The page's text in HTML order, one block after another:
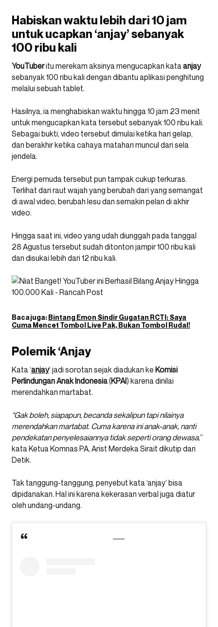
Habiskan waktu lebih dari 10 jam
untuk ucapkan ‘anjay’ sebanyak
100 ribu kali
YouTuberitu merekam aksinya mengucapkan kataanjay
sebanyak 100 ribu kali dengan dibantu aplikasi penghitung
melalui sebuah tablet.
Hasilnya, ia menghabiskan waktu hingga 10 jam 23 menit
untuk mengucapkan kata tersebut sebanyak 100 ribu kali.
Sebagai bukti, video tersebut dimulai ketika hari gelap,
dan berakhir ketika cahaya matahari muncul dari sela
jendela.
Energi pemuda tersebut pun tampak cukup terkuras.
Terlihat dari raut wajah yang berubah dari yang semangat
di awal video, berubah lesu dan semakin pelan di akhir
video.
Hingga saat ini, video yang udah diunggah pada tanggal
28 Agustus tersebut sudah ditonton jampir 100 ribu kali
dan disukai lebih dari 12 ribu kali.
Baca juga:Bintang Emon Sindir Gugatan RCTI: Saya
Cuma Mencet Tombol Live Pak, Bukan Tombol Rudal!
Polemik ‘Anjay
Kata ‘anjay‘ jadi sorotan sejak diadukan ke Komisi
Perlindungan Anak Indonesia(KPAI) karena dinilai
merendahkan martabat.
“Gak boleh, siapapun, becanda sekalipun tapi nilainya
merendahkan martabat. Cuma karena ini anak-anak, nanti
pendekatan penyelesaiannya tidak seperti orang dewasa,”
kata Ketua Komnas PA, Arist Merdeka Sirait dikutip dari
Detik.
Tak tanggung-tanggung, penyebut kata ‘anjay’ bisa
dipidanakan. Hal ini karena kekerasan verbal juga diatur
oleh undang-undang.